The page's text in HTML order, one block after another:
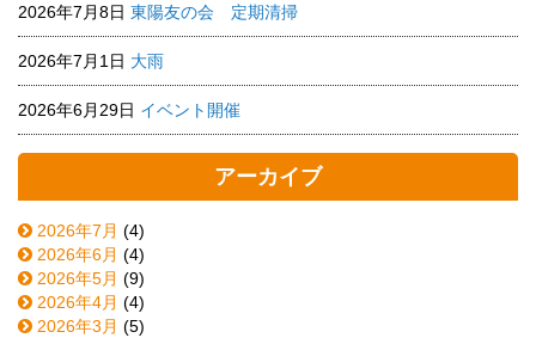
2026年7月8日 東陽友の会 定期清掃
2026年7月1日 大雨
2026年6月29日 イベント開催
アーカイブ
2026年7月 (4)
2026年6月 (4)
2026年5月 (9)
2026年4月 (4)
2026年3月 (5)